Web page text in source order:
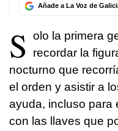
Añade a La Voz de
S olo la primera
recordar la
nocturno que
el orden y asistir a
ayuda, incluso para
con las llaves que